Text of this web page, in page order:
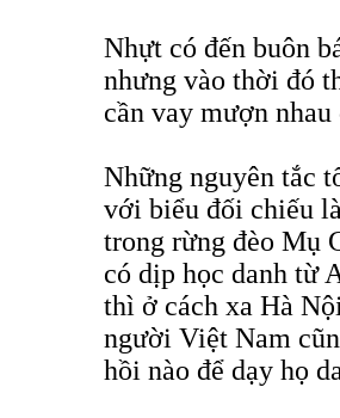
Nhựt có đến buôn
nhưng vào thời đó
cần vay mượn
Những nguyên tắc
với biểu đối chiếu
trong rừng đèo Mụ
có dịp học danh từ
thì ở cách xa Hà
người Việt Nam
hồi nào để dạy họ